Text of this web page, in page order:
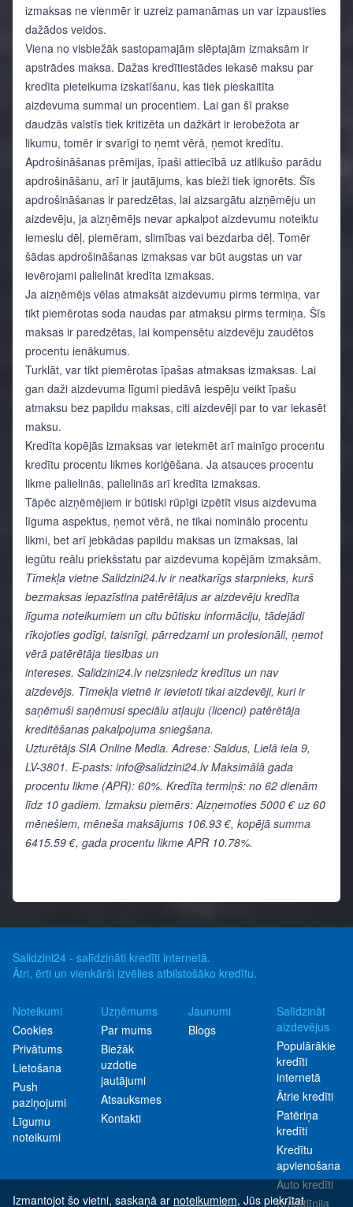
izmaksas ne vienmēr ir uzreiz pamanāmas un var izpausties
dažādos veidos.
Viena no visbiežāk sastopamajām slēptajām izmaksām ir
apstrādes maksa. Dažas kredītiestādes iekasē maksu par
kredīta pieteikuma izskatīšanu, kas tiek pieskaitīta
aizdevuma summai un procentiem. Lai gan šī prakse
daudzās valstīs tiek kritizēta un dažkārt ir ierobežota ar
likumu, tomēr ir svarīgi to ņemt vērā, ņemot kredītu.
Apdrošināšanas prēmijas, īpaši attiecībā uz atlikušo parādu
apdrošināšanu, arī ir jautājums, kas bieži tiek ignorēts. Šīs
apdrošināšanas ir paredzētas, lai aizsargātu aizņēmēju un
aizdevēju, ja aizņēmējs nevar apkalpot aizdevumu noteiktu
iemeslu dēļ, piemēram, slimības vai bezdarba dēļ. Tomēr
šādas apdrošināšanas izmaksas var būt augstas un var
ievērojami palielināt kredīta izmaksas.
Ja aizņēmējs vēlas atmaksāt aizdevumu pirms termiņa, var
tikt piemērotas soda naudas par atmaksu pirms termiņa. Šīs
maksas ir paredzētas, lai kompensētu aizdevēju zaudētos
procentu ienākumus.
Turklāt, var tikt piemērotas īpašas atmaksas izmaksas. Lai
gan daži aizdevuma līgumi piedāvā iespēju veikt īpašu
atmaksu bez papildu maksas, citi aizdevēji par to var iekasēt
maksu.
Kredīta kopējās izmaksas var ietekmēt arī mainīgo procentu
kredītu procentu likmes koriģēšana. Ja atsauces procentu
likme palielinās, palielinās arī kredīta izmaksas.
Tāpēc aizņēmējiem ir būtiski rūpīgi izpētīt visus aizdevuma
līguma aspektus, ņemot vērā, ne tikai nominālo procentu
likmi, bet arī jebkādas papildu maksas un izmaksas, lai
iegūtu reālu priekšstatu par aizdevuma kopējām izmaksām.
Tīmekļa vietne Salidzini24.lvir neatkarīgs starpnieks, kurš
bezmaksas iepazīstina patērētājus ar aizdevēju kredīta
līguma noteikumiem un citu būtisku informāciju, tādejādi
rīkojoties godīgi, taisnīgi, pārredzami un profesionāli, ņemot
vērā patērētāja tiesības un
intereses. Salidzini24.lvneizsniedz kredītus un nav
aizdevējs. Tīmekļa vietnē ir ievietoti tikai aizdevēji, kuri ir
saņēmuši saņēmusi speciālu atļauju (licenci) patērētāja
kreditēšanas pakalpojuma sniegšana.
Uzturētājs SIA Online Media. Adrese: Saldus, Lielā iela 9,
LV-3801. E-pasts: info@salidzini24.lv Maksimālā gada
procentu likme (APR): 60%. Kredīta termiņš: no 62 dienām
līdz 10 gadiem. Izmaksu piemērs: Aizņemoties 5000 € uz 60
mēnešiem, mēneša maksājums 106.93 €, kopējā summa
6415.59 €, gada procentu likme APR 10.78%.
Salidzini24 - salīdzināti kredīti internetā.
Ātri, ērti un vienkārši izvēlies atbilstošāko kredītu.
Noteikumi
Cookies
Privātums
Lietošana
Push
paziņojumi
Līgumu
noteikumi
Uzņēmums
Par mums
Biežāk
uzdotie
jautājumi
Atsauksmes
Kontakti
Jaunumi
Blogs
Salīdzināt
aizdevējus
Populārākie
kredīti
internetā
Ātrie kredīti
Patēriņa
kredīti
Kredītu
apvienošana
Auto kredīti
Kredītlīnija
Izmantojot šo vietni, saskaņā ar noteikumiem, Jūs piekrītat